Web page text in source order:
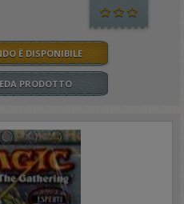
È DISPONIBILE
PRODOTTO